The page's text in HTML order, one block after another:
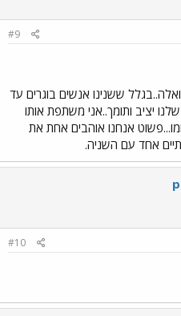
#9
ששנינו אנשים בוגרים עד
יציב ותומך..אני משתפת אותו
אנחנו אוהבים אחת את
אחד עם השניה.
#10